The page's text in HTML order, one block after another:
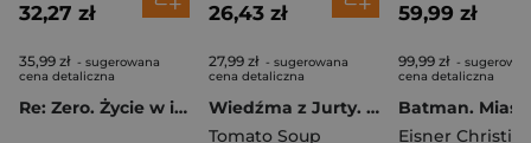
32,27 zł
35,99 zł - sugerowana
cena detaliczna
Re: Zero. Życie w innym świecie od zera. Light Novel. Tom 39
26,43 zł
27,99 zł - sugerowana
cena detaliczna
Wiedźma z Jurty. Tom 4
Tomato Soup
59,99 zł
99,99 zł -
cena detaliczna